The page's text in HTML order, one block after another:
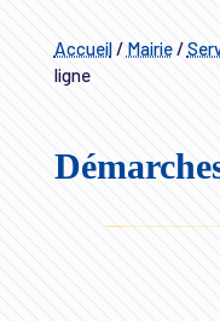
Accueil/ Mairie/
ligne